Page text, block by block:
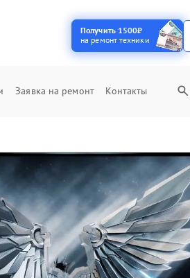
Получить 1500₽
на ремонт техники
Заявка на ремонт Контакты